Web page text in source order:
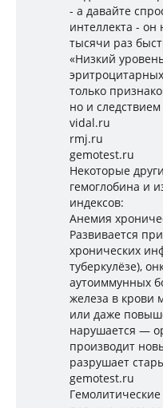
- а давайте
интеллекта - он
тысячи раз
«Низкий
только
но и
vidal.ru
rmj.ru
gemotest.ru
Некоторые
гемоглобина и
индексов:
Анемия
Развивается
хронических
туберкулёзе),
аутоиммунных
железа в крови
или даже
нарушается —
производит
разрушает
gemotest.ru